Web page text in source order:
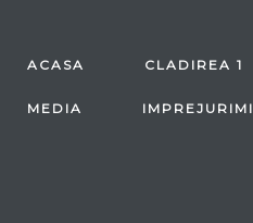
ACASA CLADIREA 1
MEDIA IMPREJURIMI